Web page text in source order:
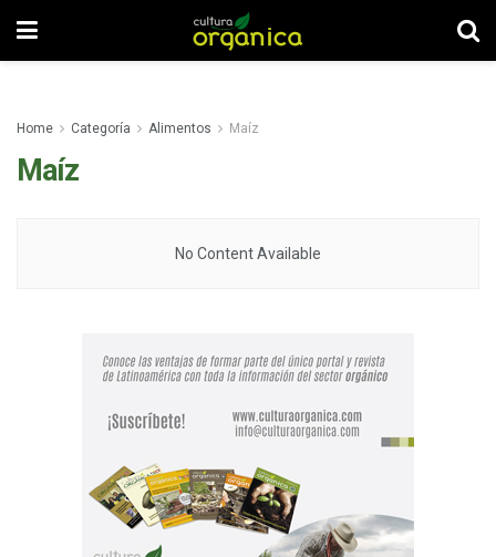
Home Categoría Alimentos Maíz
Maíz
No Content Available